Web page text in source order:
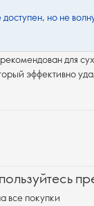
но не
для
эффективно
все покупки